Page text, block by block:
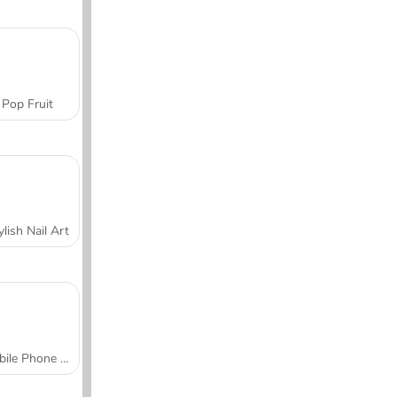
Pop Fruit
Nail Art
Mobile Phone Case Design & DIY